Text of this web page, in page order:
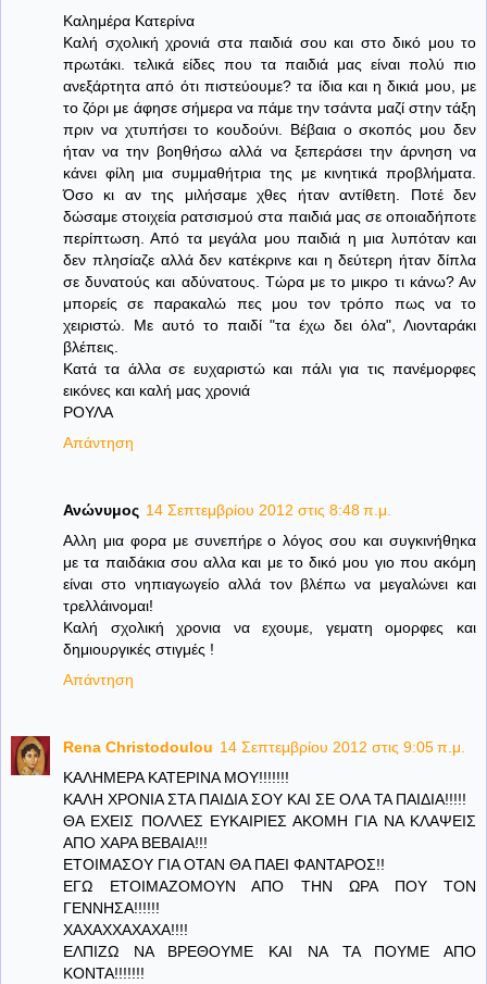
Καλημέρα Κατερίνα
Καλή σχολική χρονιά στα παιδιά σου και στο δικό μου το
πρωτάκι. τελικά είδες που τα παιδιά μας είναι πολύ πιο
ανεξάρτητα από ότι πιστεύουμε? τα ίδια και η δικιά μου, με
το ζόρι με άφησε σήμερα να πάμε την τσάντα μαζί στην τάξη
πριν να χτυπήσει το κουδούνι. Βέβαια ο σκοπός μου δεν
ήταν να την βοηθήσω αλλά να ξεπεράσει την άρνηση να
κάνει φίλη μια συμμαθήτρια της με κινητικά προβλήματα.
Όσο κι αν της μιλήσαμε χθες ήταν αντίθετη. Ποτέ δεν
δώσαμε στοιχεία ρατσισμού στα παιδιά μας σε οποιαδήποτε
περίπτωση. Από τα μεγάλα μου παιδιά η μια λυπόταν και
δεν πλησίαζε αλλά δεν κατέκρινε και η δεύτερη ήταν δίπλα
σε δυνατούς και αδύνατους. Τώρα με το μικρο τι κάνω? Αν
μπορείς σε παρακαλώ πες μου τον τρόπο πως να το
χειριστώ. Με αυτό το παιδί "τα έχω δει όλα", Λιονταράκι
βλέπεις.
Κατά τα άλλα σε ευχαριστώ και πάλι για τις πανέμορφες
εικόνες και καλή μας χρονιά
ΡΟΥΛΑ
Απάντηση
Ανώνυμος 14 Σεπτεμβρίου 2012 στις 8:48 π.μ.
Αλλη μια φορα με συνεπήρε ο λόγος σου και συγκινήθηκα
με τα παιδάκια σου αλλα και με το δικό μου γιο που ακόμη
είναι στο νηπιαγωγείο αλλά τον βλέπω να μεγαλώνει και
τρελλάινομαι!
Καλή σχολική χρονια να εχουμε, γεματη ομορφες και
δημιουργικές στιγμές !
Απάντηση
Rena Christodoulou 14 Σεπτεμβρίου 2012 στις 9:05 π.μ.
ΚΑΛΗΜΕΡΑ ΚΑΤΕΡΙΝΑ ΜΟΥ!!!!!!!
ΚΑΛΗ ΧΡΟΝΙΑ ΣΤΑ ΠΑΙΔΙΑ ΣΟΥ ΚΑΙ ΣΕ ΟΛΑ ΤΑ ΠΑΙΔΙΑ!!!!!
ΘΑ ΕΧΕΙΣ ΠΟΛΛΕΣ ΕΥΚΑΙΡΙΕΣ ΑΚΟΜΗ ΓΙΑ ΝΑ ΚΛΑΨΕΙΣ
ΑΠΟ ΧΑΡΑ ΒΕΒΑΙΑ!!!
ΕΤΟΙΜΑΣΟΥ ΓΙΑ ΟΤΑΝ ΘΑ ΠΑΕΙ ΦΑΝΤΑΡΟΣ!!
ΕΓΩ ΕΤΟΙΜΑΖΟΜΟΥΝ ΑΠΟ ΤΗΝ ΩΡΑ ΠΟΥ ΤΟΝ
ΓΕΝΝΗΣΑ!!!!!!
ΧΑΧΑΧΧΑΧΑΧΑ!!!!
ΕΛΠΙΖΩ ΝΑ ΒΡΕΘΟΥΜΕ ΚΑΙ ΝΑ ΤΑ ΠΟΥΜΕ ΑΠΟ
ΚΟΝΤΑ!!!!!!!